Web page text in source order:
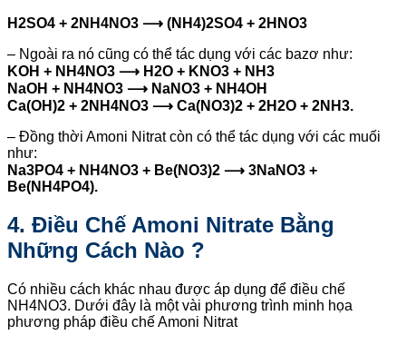
H2SO4 + 2NH4NO3 ⟶ (NH4)2SO4 + 2HNO3
– Ngoài ra nó cũng có thể tác dụng với các bazơ như:
KOH + NH4NO3 ⟶ H2O + KNO3 + NH3
NaOH + NH4NO3 ⟶ NaNO3 + NH4OH
Ca(OH)2 + 2NH4NO3 ⟶ Ca(NO3)2 + 2H2O + 2NH3.
– Đồng thời Amoni Nitrat còn có thể tác dụng với các muối
như:
Na3PO4 + NH4NO3 + Be(NO3)2 ⟶ 3NaNO3 +
Be(NH4PO4).
4. Điều Chế Amoni Nitrate Bằng
Những Cách Nào ?
Có nhiều cách khác nhau được áp dụng để điều chế
NH4NO3. Dưới đây là một vài phương trình minh họa
phương pháp điều chế Amoni Nitrat